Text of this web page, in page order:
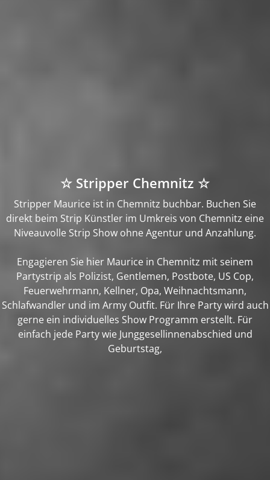
☆ Stripper Chemnitz ☆
Stripper Maurice ist in Chemnitz buchbar. Buchen Sie
direkt beim Strip Künstler im Umkreis von Chemnitz eine
Niveauvolle Strip Show ohne Agentur und Anzahlung.
Engagieren Sie hier Maurice in Chemnitz mit seinem
Partystrip als Polizist, Gentlemen, Postbote, US Cop,
Feuerwehrmann, Kellner, Opa, Weihnachtsmann,
Schlafwandler und im Army Outfit. Für Ihre Party wird auch
gerne ein individuelles Show Programm erstellt. Für
einfach jede Party wie Junggesellinnenabschied und
Geburtstag,